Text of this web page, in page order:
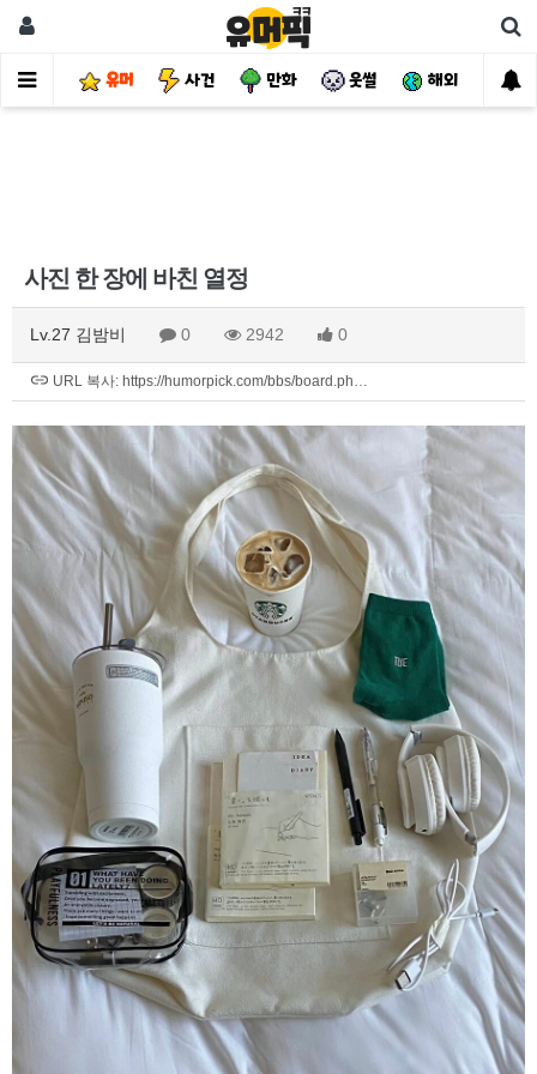
유머 사건 만화 웃썰 해외 핫
사진 한 장에 바친 열정
Lv.27 김밤비 0 2942 0
URL 복사: https://humorpick.com/bbs/board.ph…